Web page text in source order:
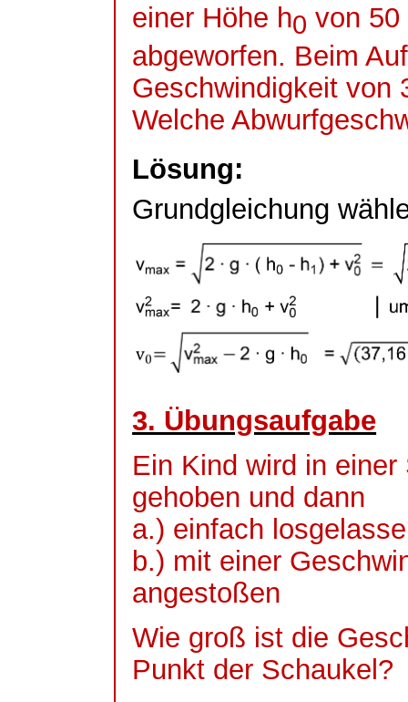
einer Höhe h0 von 50
abgeworfen. Beim
Geschwindigkeit von
Welche
Lösung:
Grundgleichung
3. Übungsaufgabe
Ein Kind wird in
gehoben und dann
a.) einfach
b.) mit einer
angestoßen
Wie groß ist die
Punkt der Schaukel?